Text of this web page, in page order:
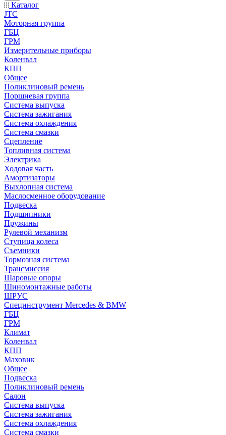
Каталог
JTC
Моторная группа
ГБЦ
ГРМ
Измерительные приборы
Коленвал
КПП
Общее
Поликлиновый ремень
Поршневая группа
Система выпуска
Система зажигания
Система охлаждения
Система смазки
Сцепление
Топливная система
Электрика
Ходовая часть
Амортизаторы
Выхлопная система
Маслосменное оборудование
Подвеска
Подшипники
Пружины
Рулевой механизм
Ступица колеса
Съемники
Тормозная система
Трансмиссия
Шаровые опоры
Шиномонтажные работы
ШРУС
Специнструмент Mercedes & BMW
ГБЦ
ГРМ
Климат
Коленвал
КПП
Маховик
Общее
Подвеска
Поликлиновый ремень
Салон
Система выпуска
Система зажигания
Система охлаждения
Система смазки